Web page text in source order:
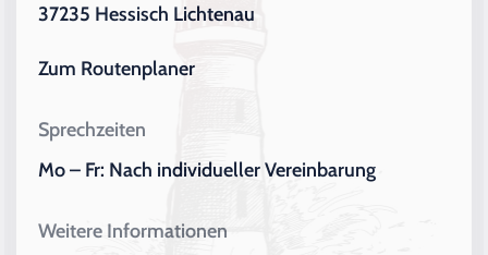
37235 Hessisch Lichtenau
Zum Routenplaner
Sprechzeiten
Mo – Fr: Nach individueller Vereinbarung
Weitere Informationen